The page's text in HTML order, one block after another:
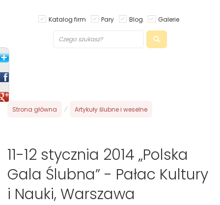
Katalog firm Pary Blog Galerie
Strona główna / Artykuły ślubne i weselne
11-12 stycznia 2014 „Polska
Gala Ślubna” - Pałac Kultury
i Nauki, Warszawa